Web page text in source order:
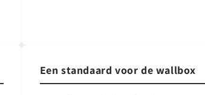
Een standaard voor de wallbox